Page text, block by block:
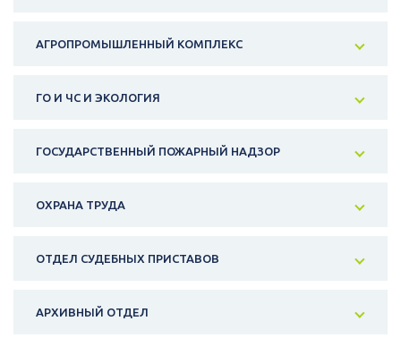
АГРОПРОМЫШЛЕННЫЙ КОМПЛЕКС
ГО И ЧС И ЭКОЛОГИЯ
ГОСУДАРСТВЕННЫЙ ПОЖАРНЫЙ НАДЗОР
ОХРАНА ТРУДА
ОТДЕЛ СУДЕБНЫХ ПРИСТАВОВ
АРХИВНЫЙ ОТДЕЛ